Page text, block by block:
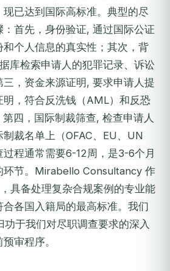
已达到国际高标准。典型的尽
首先，身份验证, 通过国际公证
个人信息的真实性；其次，背
库检索申请人的犯罪记录、诉讼
三，资金来源证明, 要求申请人提
，符合反洗钱（AML）和反恐
四，国际制裁筛查, 检查申请人
裁名单上（OFAC、EU、UN
程通常需要6-12周，是3-6个月
环节。Mirabello Consultancy 作
具备处理复杂合规案例的专业能
各国入籍局的最高标准。我们
于我们对尽职调查要求的深入
审程序。